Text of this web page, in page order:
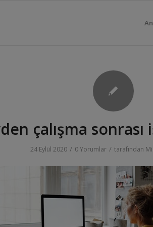
çalışma sonrası
24 Eylül 2020 / 0 Yorumlar / tarafından